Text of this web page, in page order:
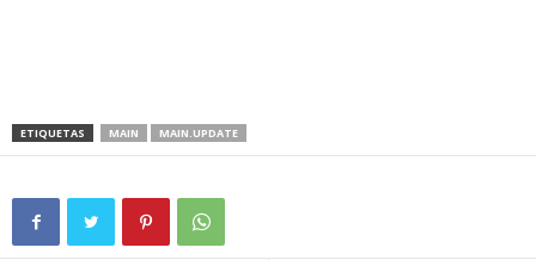
ETIQUETAS MAIN MAIN.UPDATE